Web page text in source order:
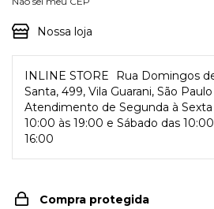
Nossa loja
INLINE STORE
Rua Domingos
Santa, 499, Vila Guarani, São
Atendimento de Segunda à Sexta
10:00 às 19:00 e Sábado das
16:00
Compra protegida